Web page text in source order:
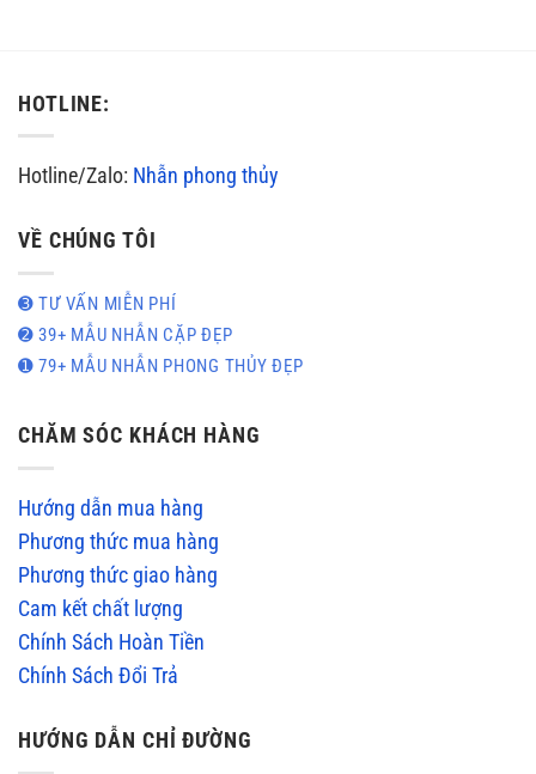
HOTLINE:
Hotline/Zalo: Nhẫn phong thủy
VỀ CHÚNG TÔI
➌ TƯ VẤN MIỄN PHÍ
➋ 39+ MẪU NHẪN CẶP ĐẸP
➊ 79+ MẪU NHẪN PHONG THỦY ĐẸP
CHĂM SÓC KHÁCH HÀNG
Hướng dẫn mua hàng
Phương thức mua hàng
Phương thức giao hàng
Cam kết chất lượng
Chính Sách Hoàn Tiền
Chính Sách Đổi Trả
HƯỚNG DẪN CHỈ ĐƯỜNG